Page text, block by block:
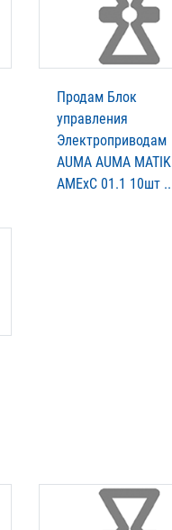
Продам Блок
управления
Электроприводам
AUMA AUMA MATIK
AMExC 01.1 10шт ..